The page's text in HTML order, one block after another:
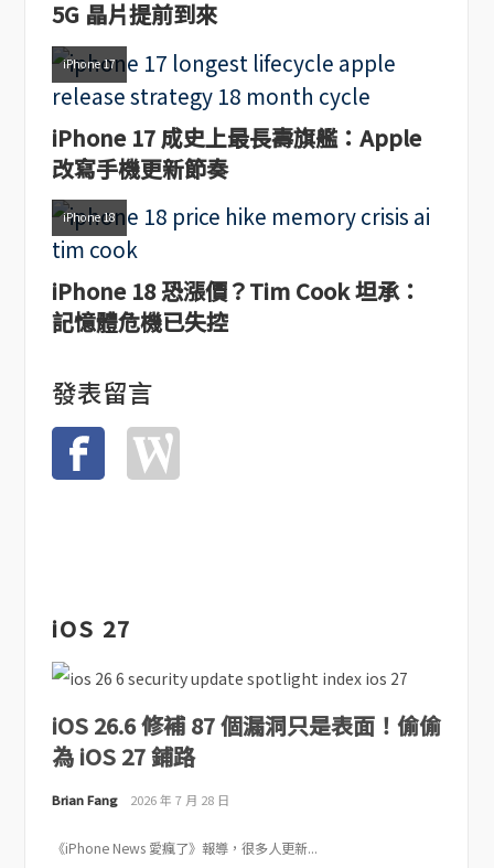
5G 晶片提前到來
iPhone 17
iPhone 17 成史上最長壽旗艦：Apple
改寫手機更新節奏
iPhone 18
iPhone 18 恐漲價？Tim Cook 坦承：
記憶體危機已失控
發表留言
iOS 27
iOS 26.6 修補 87 個漏洞只是表面！偷偷
為 iOS 27 鋪路
Brian Fang 2026 年 7 月 28 日
《iPhone News 愛瘋了》報導，很多人更新...